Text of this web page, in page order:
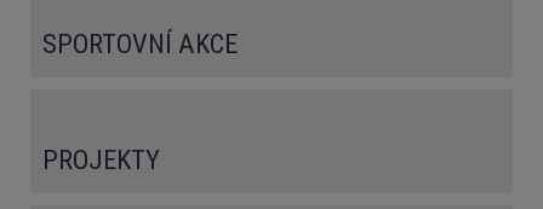
SPORTOVNÍ AKCE
PROJEKTY